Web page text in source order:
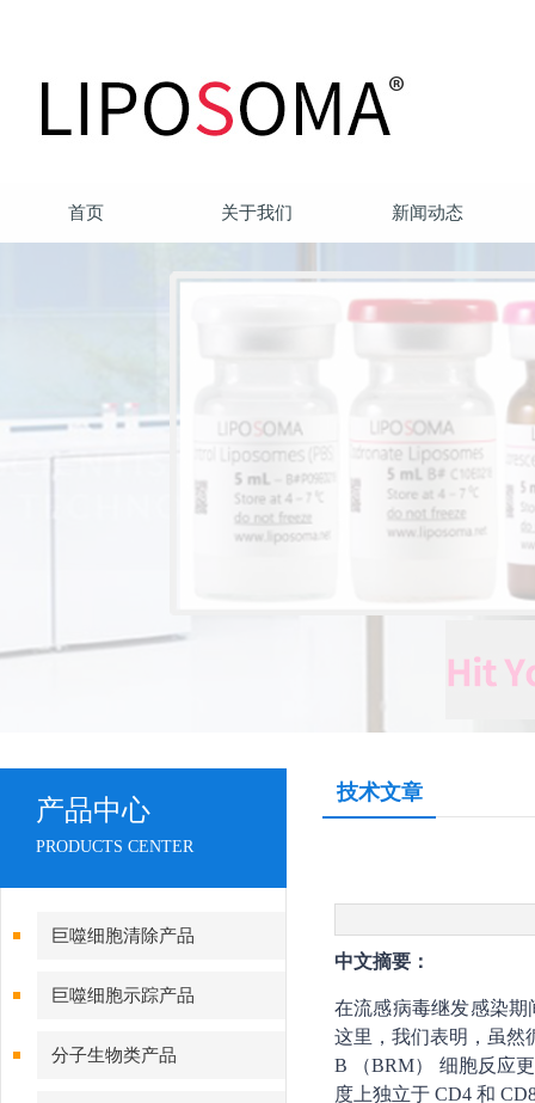
首页 关于我们 新闻动态
产品中心
PRODUCTS CENTER
巨噬细胞清除产品
巨噬细胞示踪产品
分子生物类产品
技术文章
中文摘要：
在流感病毒继发感染期
这里，我们表明，虽然
B （BRM） 细胞反应
度上独立于 CD4 和